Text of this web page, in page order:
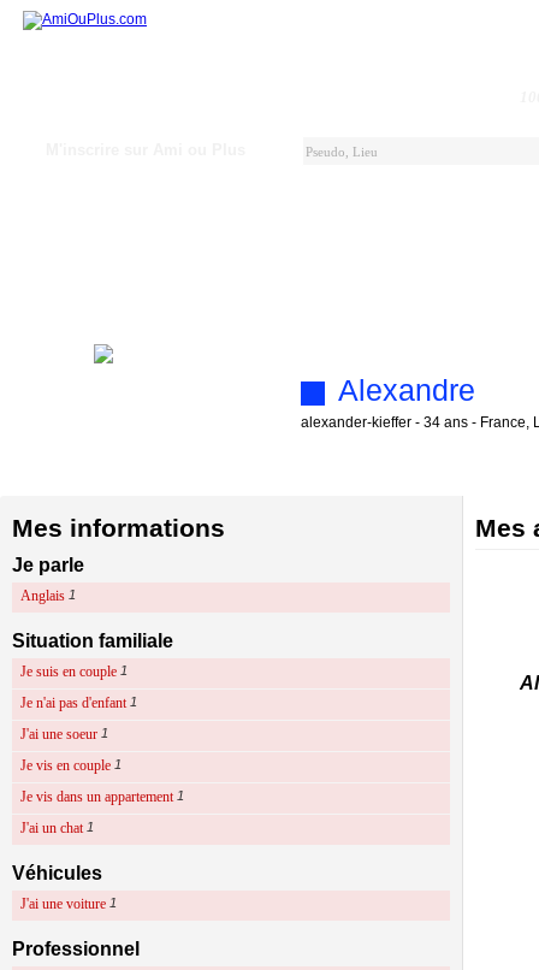
Alexandre
alexander-kieffer - 34 ans - France,
Mes informations
Je parle
Anglais 1
Situation familiale
Je suis en couple 1
Je n'ai pas d'enfant 1
J'ai une soeur 1
Je vis en couple 1
Je vis dans un appartement 1
J'ai un chat 1
Véhicules
J'ai une voiture 1
Professionnel
Mes